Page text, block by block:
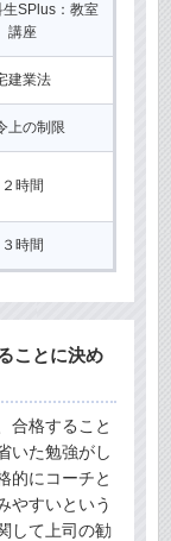
生SPlus：教室
講座
建業法
上の制限
２時間
３時間
ことに決め
合格すること
いた勉強がし
的にコーチと
やすいという
して上司の勧